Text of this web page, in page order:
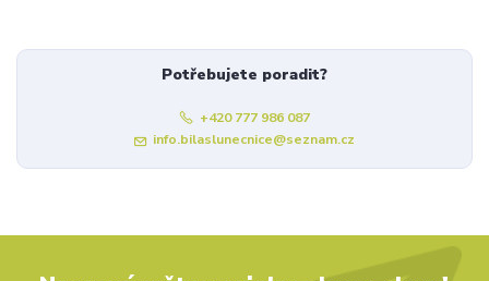
Potřebujete poradit?
+420 777 986 087
info.bilaslunecnice@seznam.cz